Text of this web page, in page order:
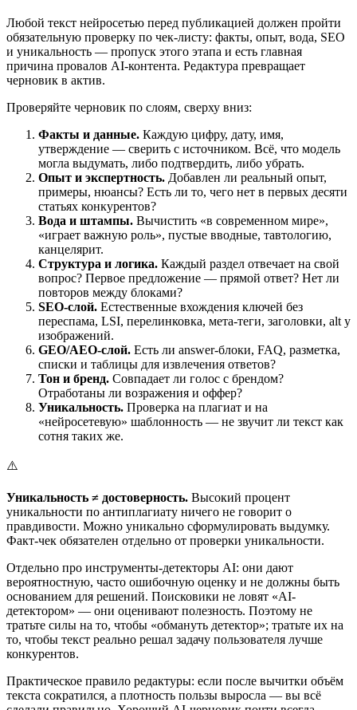
Любой текст нейросетью перед публикацией должен пройти
обязательную проверку по чек-листу: факты, опыт, вода, SEO
и уникальность — пропуск этого этапа и есть главная
причина провалов AI-контента. Редактура превращает
черновик в актив.
Проверяйте черновик по слоям, сверху вниз:
Факты и данные. Каждую цифру, дату, имя,
утверждение — сверить с источником. Всё, что модель
могла выдумать, либо подтвердить, либо убрать.
Опыт и экспертность. Добавлен ли реальный опыт,
примеры, нюансы? Есть ли то, чего нет в первых десяти
статьях конкурентов?
Вода и штампы. Вычистить «в современном мире»,
«играет важную роль», пустые вводные, тавтологию,
канцелярит.
Структура и логика. Каждый раздел отвечает на свой
вопрос? Первое предложение — прямой ответ? Нет ли
повторов между блоками?
SEO-слой. Естественные вхождения ключей без
переспама, LSI, перелинковка, мета-теги, заголовки, alt у
изображений.
GEO/AEO-слой. Есть ли answer-блоки, FAQ, разметка,
списки и таблицы для извлечения ответов?
Тон и бренд. Совпадает ли голос с брендом?
Отработаны ли возражения и оффер?
Уникальность. Проверка на плагиат и на
«нейросетевую» шаблонность — не звучит ли текст как
сотня таких же.
⚠️
Уникальность ≠ достоверность. Высокий процент
уникальности по антиплагиату ничего не говорит о
правдивости. Можно уникально сформулировать выдумку.
Факт-чек обязателен отдельно от проверки уникальности.
Отдельно про инструменты-детекторы AI: они дают
вероятностную, часто ошибочную оценку и не должны быть
основанием для решений. Поисковики не ловят «AI-
детектором» — они оценивают полезность. Поэтому не
тратьте силы на то, чтобы «обмануть детектор»; тратьте их на
то, чтобы текст реально решал задачу пользователя лучше
конкурентов.
Практическое правило редактуры: если после вычитки объём
текста сократился, а плотность пользы выросла — вы всё